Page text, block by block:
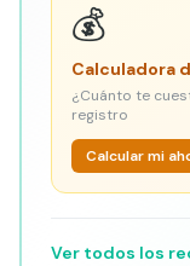
💰
Calculadora
¿Cuánto te
registro
Calcular mi
Ver todos los